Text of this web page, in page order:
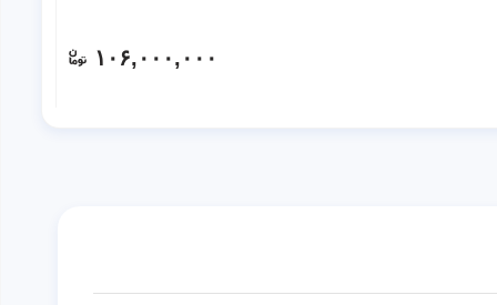
۱۰۶,۰۰۰,۰۰۰